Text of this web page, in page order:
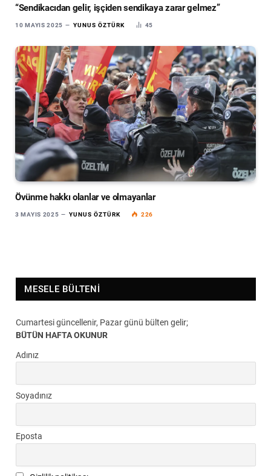
“Sendikacıdan gelir, işçiden sendikaya zarar gelmez”
10 MAYIS 2025 YUNUS ÖZTÜRK 45
Övünme hakkı olanlar ve olmayanlar
3 MAYIS 2025 YUNUS ÖZTÜRK 226
MESELE BÜLTENI
Cumartesi güncellenir, Pazar günü bülten gelir;
BÜTÜN HAFTA OKUNUR
Adınız
Soyadınız
Eposta